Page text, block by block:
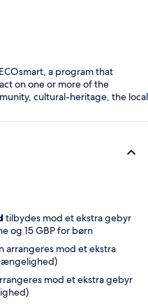
a program that
on one or more of the
cultural-heritage, the local
tilbydes mod et ekstra gebyr
og 15 GBP for børn
arrangeres mod et ekstra
mod et ekstra gebyr